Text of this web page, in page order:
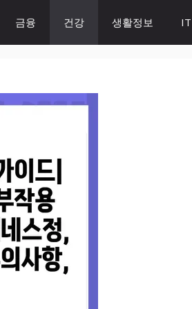
금융 건강 생활정보 IT